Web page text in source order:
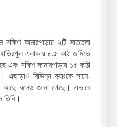
দক্ষিণ কামারপাড়ায় ২টি সাততলা
এলাকায় ৪.৫ কাঠা জমিতে
এবং দক্ষিণ কামারপাড়ায় ১৫ কাঠা
বিভিন্ন ব্যাংকে নামে-
আছে বলেও জানা গেছে। এভাবে
তিনি।